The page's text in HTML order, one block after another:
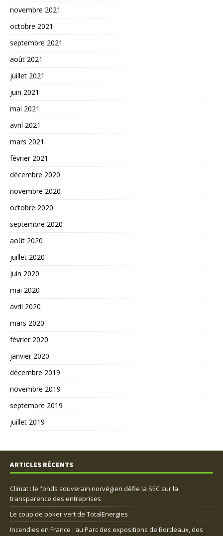
novembre 2021
octobre 2021
septembre 2021
août 2021
juillet 2021
juin 2021
mai 2021
avril 2021
mars 2021
février 2021
décembre 2020
novembre 2020
octobre 2020
septembre 2020
août 2020
juillet 2020
juin 2020
mai 2020
avril 2020
mars 2020
février 2020
janvier 2020
décembre 2019
novembre 2019
septembre 2019
juillet 2019
ARTICLES RÉCENTS
Climat : le fonds souverain norvégien défie la SEC sur la
transparence des entreprises
Le coup de poker vert de TotalEnergies
Incendies en France : au Parc des expositions de Bordeaux, des